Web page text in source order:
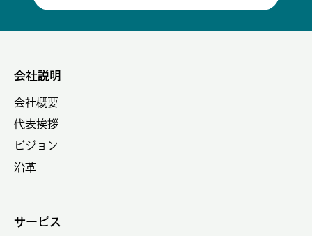
会社説明
会社概要
代表挨拶
ビジョン
沿革
サービス